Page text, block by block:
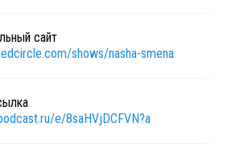
сайт
shows/nasha-smena
e/8saHVjDCFVN?a